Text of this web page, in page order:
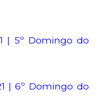
| 5º Domingo do
| 6º Domingo do